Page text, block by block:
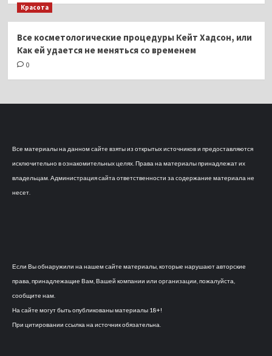
Красота
Все косметологические процедуры Кейт Хадсон, или
Как ей удается не меняться со временем
0
Все материалы на данном сайте взяты из открытых источников и предоставляются
исключительно в ознакомительных целях. Права на материалы принадлежат их
владельцам. Администрация сайта ответственности за содержание материала не
несет.
Если Вы обнаружили на нашем сайте материалы, которые нарушают авторские
права, принадлежащие Вам, Вашей компании или организации, пожалуйста,
сообщите нам.
На сайте могут быть опубликованы материалы 18+!
При цитировании ссылка на источник обязательна.